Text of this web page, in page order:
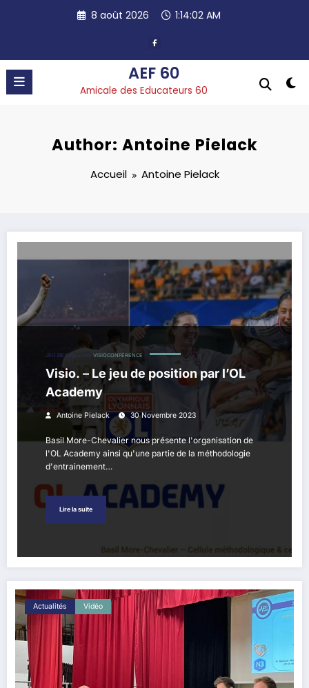
8 août 2026 1:14:03 AM
AEF 60
Amicale des Educateurs 60
Author: Antoine Pielack
Accueil Antoine Pielack
JEU DE POSITION VISIOCONFÉRENCE
Visio. – Le jeu de position par l’OL
Academy
Antoine Pielack 30 Novembre 2023
Basil More-Chevalier nous présente l'organisation de
l'OL Academy ainsi qu'une partie de la méthodologie
d'entrainement…
Lire la suite
Actualités Vidéo